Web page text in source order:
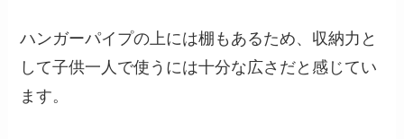
ハンガーパイプの上には棚もあるため、収納力と
して子供一人で使うには十分な広さだと感じてい
ます。